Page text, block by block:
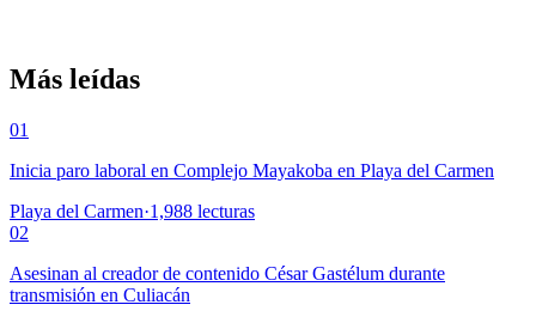
Más leídas
01
Inicia paro laboral en Complejo Mayakoba en Playa del Carmen
Playa del Carmen·1,988 lecturas
02
Asesinan al creador de contenido César Gastélum durante
transmisión en Culiacán